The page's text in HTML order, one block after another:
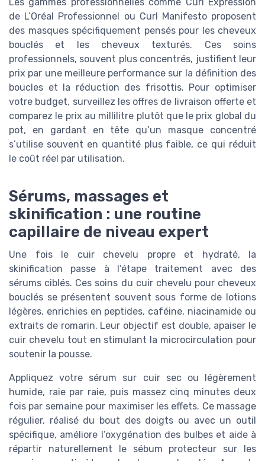
de L’Oréal Professionnel ou Curl Manifesto proposent
des masques spécifiquement pensés pour les cheveux
bouclés et les cheveux texturés. Ces soins
professionnels, souvent plus concentrés, justifient leur
prix par une meilleure performance sur la définition des
boucles et la réduction des frisottis. Pour optimiser
votre budget, surveillez les offres de livraison offerte et
comparez le prix au millilitre plutôt que le prix global du
pot, en gardant en tête qu’un masque concentré
s’utilise souvent en quantité plus faible, ce qui réduit
le coût réel par utilisation.
Sérums, massages et
skinification : une routine
capillaire de niveau expert
Une fois le cuir chevelu propre et hydraté, la
skinification passe à l’étape traitement avec des
sérums ciblés. Ces soins du cuir chevelu pour cheveux
bouclés se présentent souvent sous forme de lotions
légères, enrichies en peptides, caféine, niacinamide ou
extraits de romarin. Leur objectif est double, apaiser le
cuir chevelu tout en stimulant la microcirculation pour
soutenir la pousse.
Appliquez votre sérum sur cuir sec ou légèrement
humide, raie par raie, puis massez cinq minutes deux
fois par semaine pour maximiser les effets. Ce massage
régulier, réalisé du bout des doigts ou avec un outil
spécifique, améliore l’oxygénation des bulbes et aide à
répartir naturellement le sébum protecteur sur les